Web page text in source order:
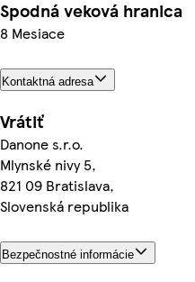
Spodná veková hranica
8 Mesiace
Kontaktná adresa
Vrátiť
Danone s.r.o.
Mlynské nivy 5,
821 09 Bratislava,
Slovenská republika
Bezpečnostné informácie